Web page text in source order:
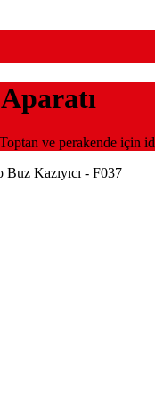
Toptan ve perakende için
Buz Kazıyıcı - F037